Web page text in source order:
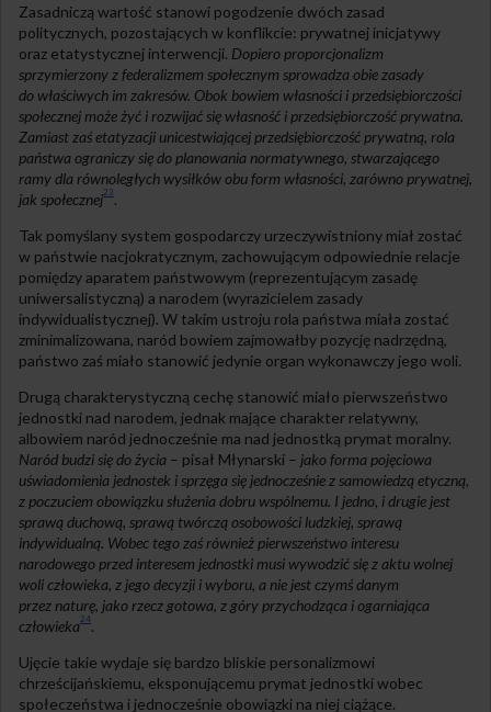
Zasadniczą wartość stanowi pogodzenie dwóch zasad
politycznych, pozostających w konflikcie: prywatnej inicjatywy
oraz etatystycznej interwencji. Dopiero proporcjonalizm
sprzymierzony z federalizmem społecznym sprowadza obie zasady
do właściwych im zakresów. Obok bowiem własności i przedsiębiorczości
społecznej może żyć i rozwijać się własność i przedsiębiorczość prywatna.
Zamiast zaś etatyzacji unicestwiającej przedsiębiorczość prywatną, rola
państwa ograniczy się do planowania normatywnego, stwarzającego
ramy dla równoległych wysiłków obu form własności, zarówno prywatnej,
jak społecznej23 .
Tak pomyślany system gospodarczy urzeczywistniony miał zostać
w państwie nacjokratycznym, zachowującym odpowiednie relacje
pomiędzy aparatem państwowym (reprezentującym zasadę
uniwersalistyczną) a narodem (wyrazicielem zasady
indywidualistycznej). W takim ustroju rola państwa miała zostać
zminimalizowana, naród bowiem zajmowałby pozycję nadrzędną,
państwo zaś miało stanowić jedynie organ wykonawczy jego woli.
Drugą charakterystyczną cechę stanowić miało pierwszeństwo
jednostki nad narodem, jednak mające charakter relatywny,
albowiem naród jednocześnie ma nad jednostką prymat moralny.
Naród budzi się do życia – pisał Młynarski – jako forma pojęciowa
uświadomienia jednostek i sprzęga się jednocześnie z samowiedzą etyczną,
z poczuciem obowiązku służenia dobru wspólnemu. I jedno, i drugie jest
sprawą duchową, sprawą twórczą osobowości ludzkiej, sprawą
indywidualną. Wobec tego zaś również pierwszeństwo interesu
narodowego przed interesem jednostki musi wywodzić się z aktu wolnej
woli człowieka, z jego decyzji i wyboru, a nie jest czymś danym
przez naturę, jako rzecz gotowa, z góry przychodząca i ogarniająca
człowieka 24 .
Ujęcie takie wydaje się bardzo bliskie personalizmowi
chrześcijańskiemu, eksponującemu prymat jednostki wobec
społeczeństwa i jednocześnie obowiązki na niej ciążące.